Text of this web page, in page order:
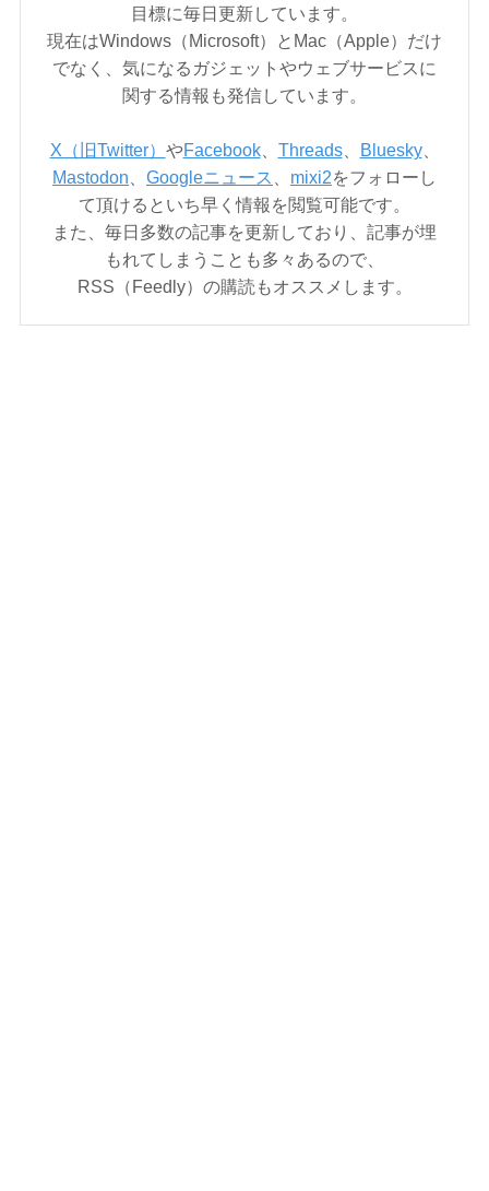
目標に毎日更新しています。
現在はWindows（Microsoft）とMac（Apple）だけ
でなく、気になるガジェットやウェブサービスに
関する情報も発信しています。
X（旧Twitter） やFacebook、 Threads、 Bluesky、
Mastodon
Googleニュース mixi2をフォローし
て頂けるといち早く情報を閲覧可能です。
また、毎日多数の記事を更新しており、記事が埋
もれてしまうことも多々あるので、
RSS（Feedly）の購読もオススメします。